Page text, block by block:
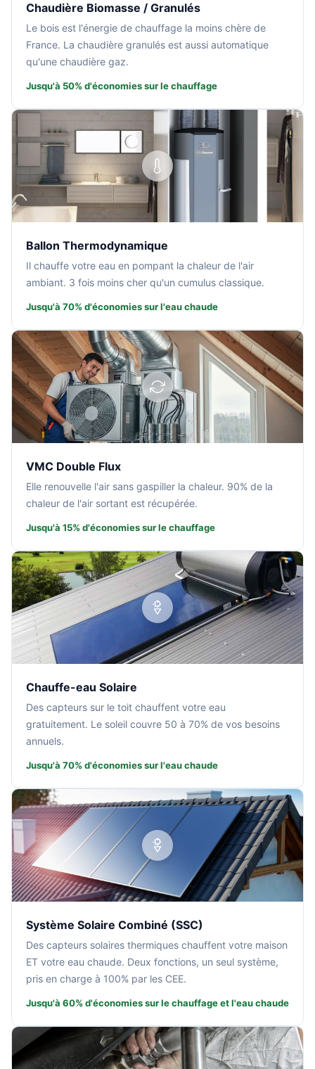
Chaudière Biomasse / Granulés
Le bois est l'énergie de chauffage la moins chère de
France. La chaudière granulés est aussi automatique
qu'une chaudière gaz.
Jusqu'à 50% d'économies sur le chauffage
Ballon Thermodynamique
Il chauffe votre eau en pompant la chaleur de l'air
ambiant. 3 fois moins cher qu'un cumulus classique.
Jusqu'à 70% d'économies sur l'eau chaude
VMC Double Flux
Elle renouvelle l'air sans gaspiller la chaleur. 90% de la
chaleur de l'air sortant est récupérée.
Jusqu'à 15% d'économies sur le chauffage
Chauffe-eau Solaire
Des capteurs sur le toit chauffent votre eau
gratuitement. Le soleil couvre 50 à 70% de vos besoins
annuels.
Jusqu'à 70% d'économies sur l'eau chaude
Système Solaire Combiné (SSC)
Des capteurs solaires thermiques chauffent votre maison
ET votre eau chaude. Deux fonctions, un seul système,
pris en charge à 100% par les CEE.
Jusqu'à 60% d'économies sur le chauffage et l'eau chaude